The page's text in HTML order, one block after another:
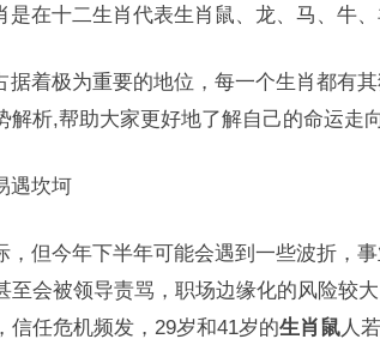
是在十二生肖代表生肖鼠、龙、马、牛
据着极为重要的地位，每一个生肖都有
析,帮助大家更好地了解自己的命运走向
遇坎坷
，但今年下半年可能会遇到一些波折，
会被领导责骂，职场边缘化的风险较大
信任危机频发，29岁和41岁的生肖鼠 人